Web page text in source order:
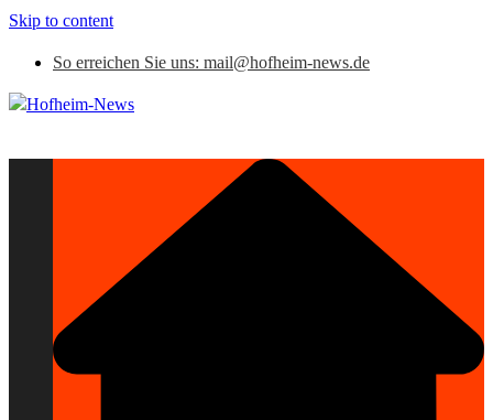
Skip to content
So erreichen Sie uns: mail@hofheim-news.de